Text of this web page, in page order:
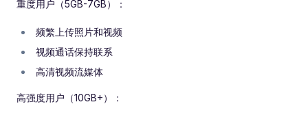
重度用户（5GB-7GB）：
频繁上传照片和视频
视频通话保持联系
高清视频流媒体
高强度用户（10GB+）：